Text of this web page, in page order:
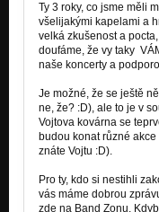
Ty 3 roky, co jsme měli
všelijakými kapelami a
velká zkušenost a
doufáme, že vy taky
naše koncerty a
Je možné, že se ještě
ne, že? :D), ale to je v
Vojtova kovárna se
budou konat různé
znáte Vojtu :D).
Pro ty, kdo si nestihli
vás máme dobrou
zde na Band Zonu.